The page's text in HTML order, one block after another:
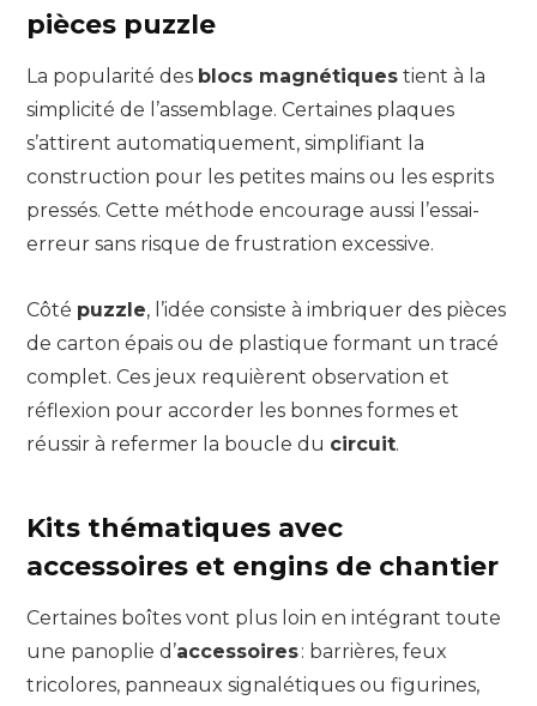
pièces puzzle
La popularité des blocs magnétiques tient à la
simplicité de l’assemblage. Certaines plaques
s’attirent automatiquement, simplifiant la
construction pour les petites mains ou les esprits
pressés. Cette méthode encourage aussi l’essai-
erreur sans risque de frustration excessive.
Côté puzzle, l’idée consiste à imbriquer des pièces
de carton épais ou de plastique formant un tracé
complet. Ces jeux requièrent observation et
réflexion pour accorder les bonnes formes et
réussir à refermer la boucle du circuit.
Kits thématiques avec
accessoires et engins de chantier
Certaines boîtes vont plus loin en intégrant toute
une panoplie d’accessoires: barrières, feux
tricolores, panneaux signalétiques ou figurines,